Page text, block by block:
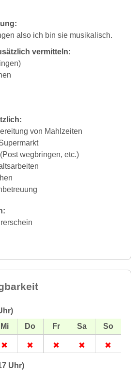
also ich bin sie musikalisch.
vermitteln:
von Mahlzeiten
wegbringen, etc.)
Uhr)